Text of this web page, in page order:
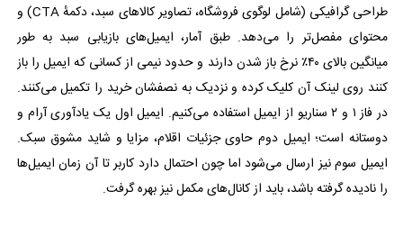
طراحی گرافیکی (شامل لوگوی فروشگاه، تصاویر کالاهای سبد، دکمهٔ CTA) و
محتوای مفصل‌تر را می‌دهد. طبق آمار، ایمیل‌های بازیابی سبد به طور
میانگین بالای ۴۰٪ نرخ باز شدن دارند و حدود نیمی از کسانی که ایمیل را باز
کنند روی لینک آن کلیک کرده و نزدیک به نصفشان خرید را تکمیل می‌کنند.
در فاز ۱ و ۲ سناریو از ایمیل استفاده می‌کنیم. ایمیل اول یک یادآوری آرام و
دوستانه است؛ ایمیل دوم حاوی جزئیات اقلام، مزایا و شاید مشوق سبک.
ایمیل سوم نیز ارسال می‌شود اما چون احتمال دارد کاربر تا آن زمان ایمیل‌ها
را نادیده گرفته باشد، باید از کانال‌های مکمل نیز بهره گرفت.